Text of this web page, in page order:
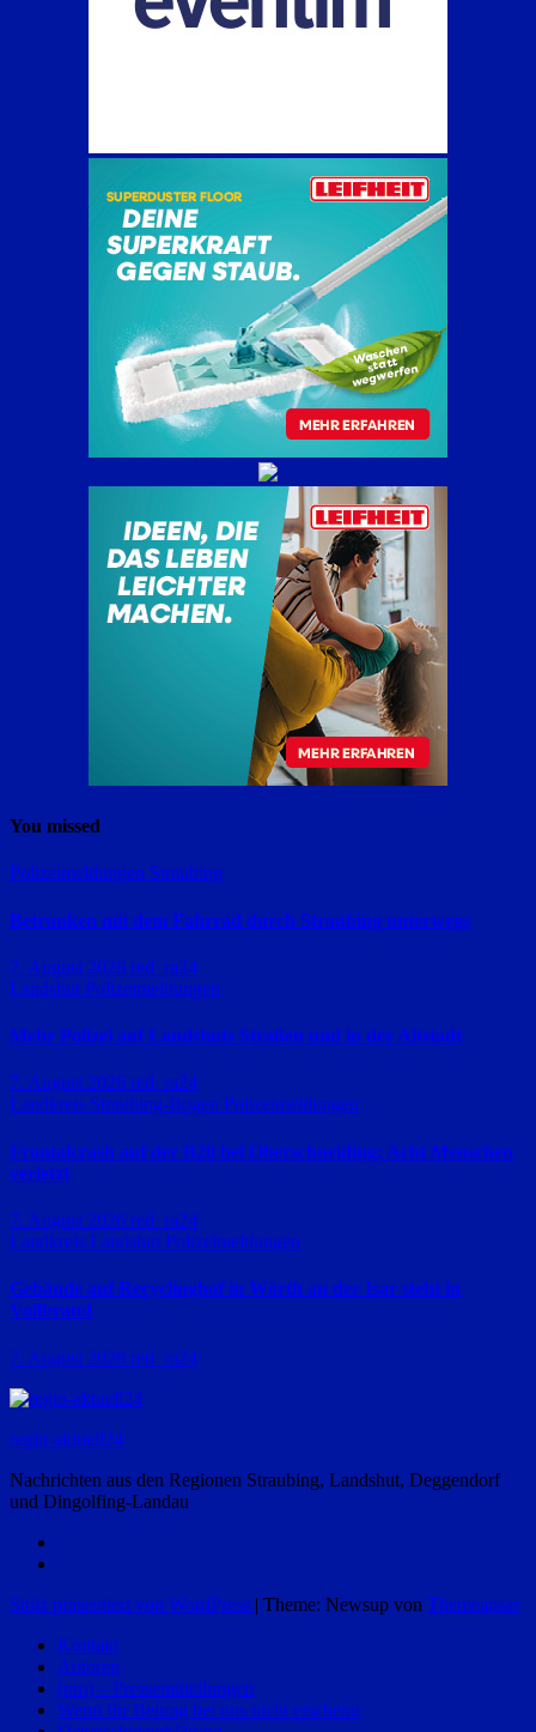
You missed
Polizeimeldungen Straubing
Betrunken mit dem Fahrrad durch Straubing unterwegs
7. August 2026 red_ra24
Landshut Polizeimeldungen
Mehr Polizei auf Landshuts Straßen und in der Altstadt
7. August 2026 red_ra24
Landkreis Straubing-Bogen Polizeimeldungen
Frontalcrash auf der B20 bei Oberschneiding: Acht Menschen
verletzt
7. August 2026 red_ra24
Landkreis Landshut Polizeimeldungen
Gebäude auf Recyclinghof in Wörth an der Isar steht in
Vollbrand
7. August 2026 red_ra24
regio-aktuell24
Nachrichten aus den Regionen Straubing, Landshut, Deggendorf
und Dingolfing-Landau
Stolz präsentiert von WordPress | Theme: Newsup von Themeansar
Kontakt
Autoren
(pm) – Pressemitteilungen
Wenn Ihr Beitrag bei uns nicht erscheint